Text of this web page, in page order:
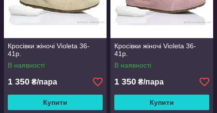
Кросівки жіночі Violeta 36-
41р.
В наявності
1 350 ₴/пара
Купити
Кросівки жіночі Violeta 36-
41р.
В наявності
1 350 ₴/пара
Купити